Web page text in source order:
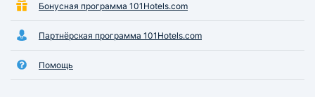
Бонусная программа 101Hotels.com
Партнёрская программа 101Hotels.com
Помощь